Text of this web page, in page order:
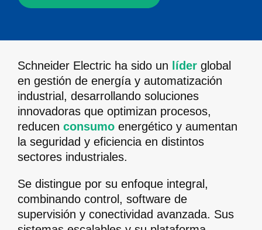
Schneider Electric ha sido un líder global
en gestión de energía y automatización
industrial, desarrollando soluciones
innovadoras que optimizan procesos,
reducen consumo energético y aumentan
la seguridad y eficiencia en distintos
sectores industriales.
Se distingue por su enfoque integral,
combinando control, software de
supervisión y conectividad avanzada. Sus